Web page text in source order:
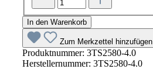
In den Warenkorb
Zum Merkzettel hinzufügen
Produktnummer: 3TS2580-4.0
Herstellernummer: 3TS2580-4.0